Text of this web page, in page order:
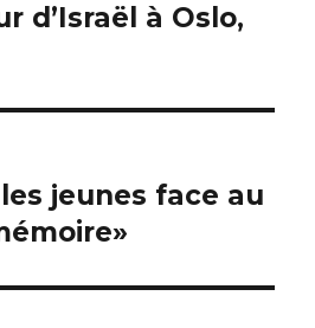
d’Israël à Oslo,
jeunes face au